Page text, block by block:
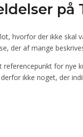
på
hvorfor der ikke
der af mange
for nye
ikke noget, der